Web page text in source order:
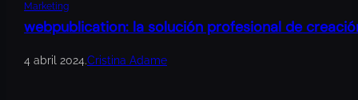
Marketing
webpublication: la solución profesional de
4 abril 2024.Cristina Adame